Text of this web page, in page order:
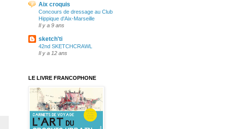
Aix croquis
Concours de dressage au Club
Hippique d'Aix-Marseille
Il y a 9 ans
sketch'ti
42nd SKETCHCRAWL
Il y a 12 ans
LE LIVRE FRANCOPHONE